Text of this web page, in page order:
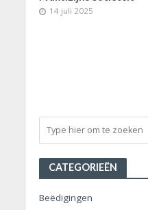
14 juli 2025
CATEGORIEËN
Beëdigingen